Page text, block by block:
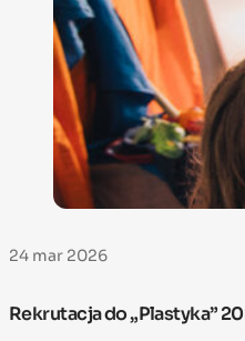
24 mar 2026
Rekrutacja do „Plastyka”